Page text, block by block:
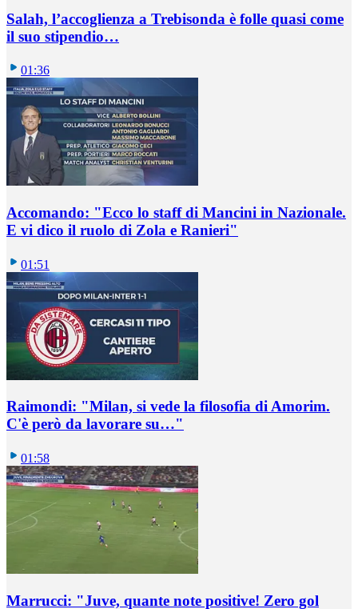
Salah, l’accoglienza a Trebisonda è folle quasi come
il suo stipendio…
01:36
Accomando: "Ecco lo staff di Mancini in Nazionale.
E vi dico il ruolo di Zola e Ranieri"
01:51
Raimondi: "Milan, si vede la filosofia di Amorim.
C'è però da lavorare su…"
01:58
Marrucci: "Juve, quante note positive! Zero gol